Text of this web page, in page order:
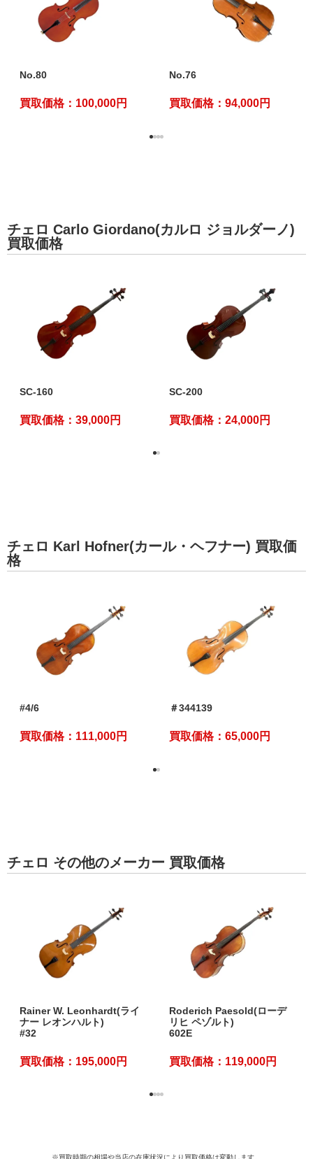
No.80
買取価格：100,000円
No.76
買取価格：94,000円
チェロ Carlo Giordano(カルロ ジョルダーノ)
買取価格
SC-160
買取価格：39,000円
SC-200
買取価格：24,000円
チェロ Karl Hofner(カール・ヘフナー) 買取価
格
#4/6
買取価格：111,000円
＃344139
買取価格：65,000円
チェロ その他のメーカー 買取価格
Rainer W. Leonhardt(ライ
ナー レオンハルト)
#32
買取価格：195,000円
Roderich Paesold(ローデ
リヒ ペゾルト)
602E
買取価格：119,000円
※買取時期の相場や当店の在庫状況により買取価格は変動します。